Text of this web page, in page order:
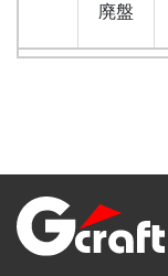
廃盤